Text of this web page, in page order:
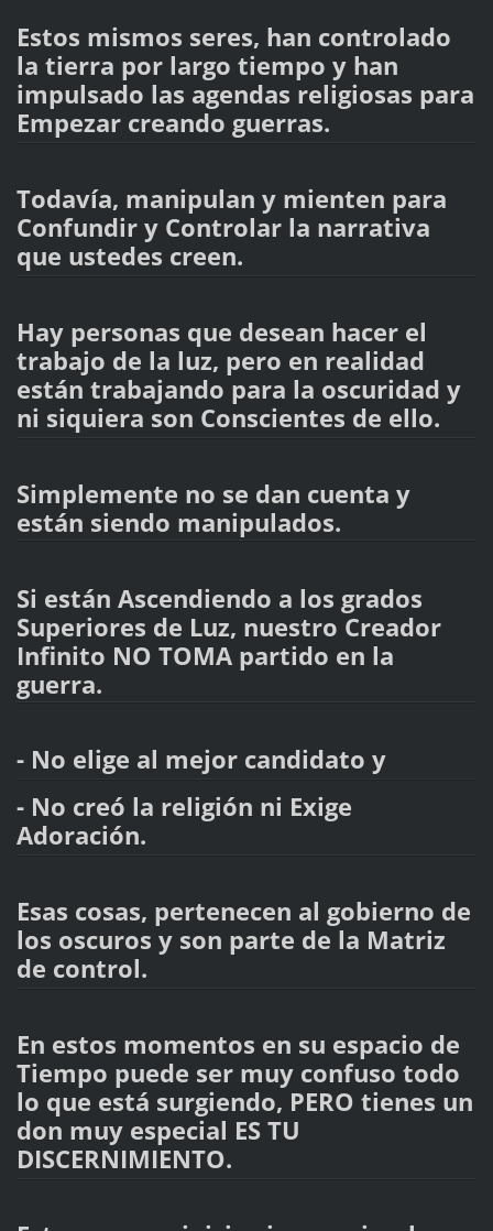
Estos mismos seres, han controlado
la tierra por largo tiempo y han
impulsado las agendas religiosas para
Empezar creando guerras.
Todavía, manipulan y mienten para
Confundir y Controlar la narrativa
que ustedes creen.
Hay personas que desean hacer el
trabajo de la luz, pero en realidad
están trabajando para la oscuridad y
ni siquiera son Conscientes de ello.
Simplemente no se dan cuenta y
están siendo manipulados.
Si están Ascendiendo a los grados
Superiores de Luz, nuestro Creador
Infinito NO TOMA partido en la
guerra.
- No elige al mejor candidato y
- No creó la religión ni Exige
Adoración.
Esas cosas, pertenecen al gobierno de
los oscuros y son parte de la Matriz
de control.
En estos momentos en su espacio de
Tiempo puede ser muy confuso todo
lo que está surgiendo, PERO tienes un
don muy especial ES TU
DISCERNIMIENTO.